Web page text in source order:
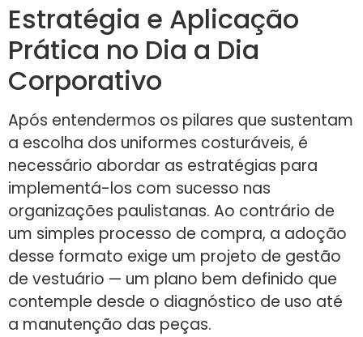
Estratégia e Aplicação
Prática no Dia a Dia
Corporativo
Após entendermos os pilares que sustentam
a escolha dos uniformes costuráveis, é
necessário abordar as estratégias para
implementá-los com sucesso nas
organizações paulistanas. Ao contrário de
um simples processo de compra, a adoção
desse formato exige um projeto de gestão
de vestuário — um plano bem definido que
contemple desde o diagnóstico de uso até
a manutenção das peças.